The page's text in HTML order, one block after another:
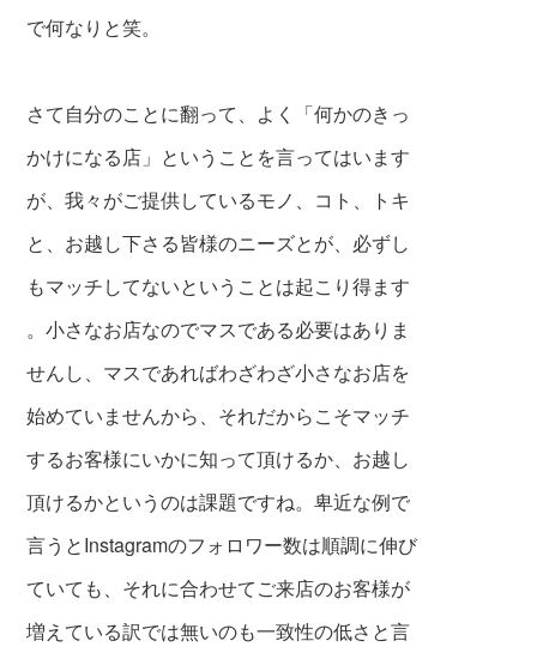
で何なりと笑。
さて自分のことに翻って、よく「何かのきっ
かけになる店」ということを言ってはいます
が、我々がご提供しているモノ、コト、トキ
と、お越し下さる皆様のニーズとが、必ずし
もマッチしてないということは起こり得ます
。小さなお店なのでマスである必要はありま
せんし、マスであればわざわざ小さなお店を
始めていませんから、それだからこそマッチ
するお客様にいかに知って頂けるか、お越し
頂けるかというのは課題ですね。卑近な例で
言うとInstagramのフォロワー数は順調に伸び
ていても、それに合わせてご来店のお客様が
増えている訳では無いのも一致性の低さと言